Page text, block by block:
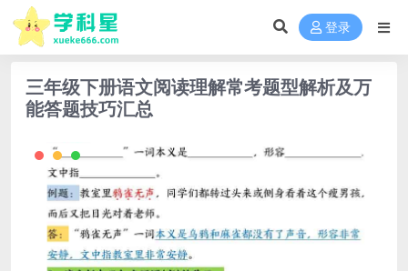
登录
三年级下册语文阅读理解常考题型解析及万
能答题技巧汇总